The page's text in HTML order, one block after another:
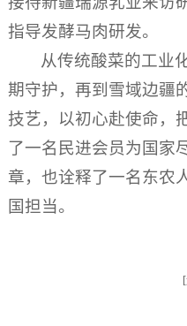
指导发酵马肉研发。
从传统酸菜的工业
期守护，再到雪域边疆
技艺，以初心赴使命，
了一名民进会员为国家
章，也诠释了一名东农
国担当。